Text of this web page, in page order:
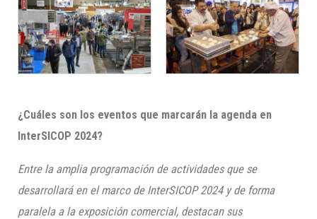
¿Cuáles son los eventos que marcarán la agenda en
InterSICOP 2024?
Entre la amplia programación de actividades que se
desarrollará en el marco de InterSICOP 2024 y de forma
paralela a la exposición comercial, destacan sus